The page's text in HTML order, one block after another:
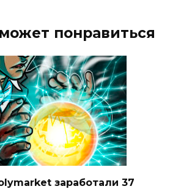
понравиться
заработали 37